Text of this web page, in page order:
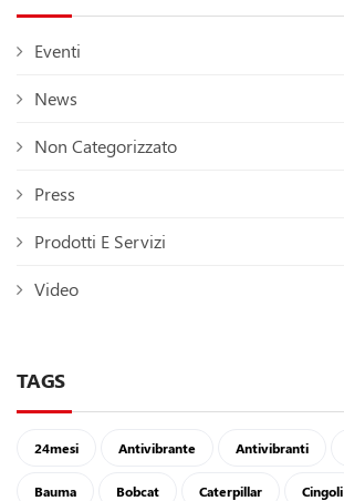
Eventi
News
Non Categorizzato
Press
Prodotti E Servizi
Video
TAGS
24mesi Antivibrante Antivibranti
Bauma Bobcat Caterpillar Cingoli